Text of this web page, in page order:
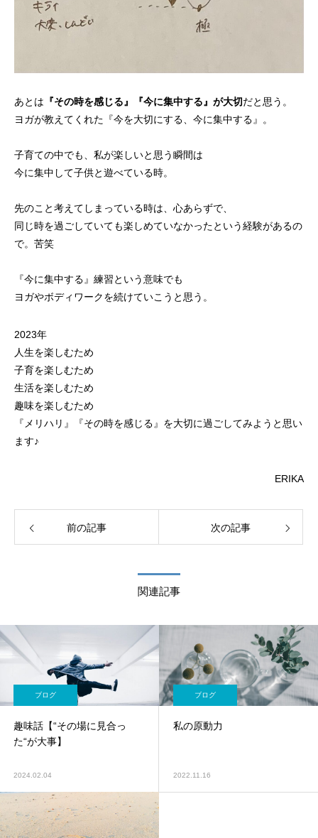
あとは 『その時を感じる』『今に集中する』が大切だと思う。
ヨガが教えてくれた『今を大切にする、今に集中する』。
子育ての中でも、私が楽しいと思う瞬間は
今に集中して子供と遊べている時。
先のこと考えてしまっている時は、心あらずで、
同じ時を過ごしていても楽しめていなかったという経験があるの
で。苦笑
『今に集中する』練習という意味でも
ヨガやボディワークを続けていこうと思う。
2023年
人生を楽しむため
子育を楽しむため
生活を楽しむため
趣味を楽しむため
『メリハリ』『その時を感じる』を大切に過ごしてみようと思い
ます♪
ERIKA
前の記事 次の記事
関連記事
ブログ
趣味話【“その場に見合っ
た“が大事】
2024.02.04
ブログ
私の原動力
2022.11.16